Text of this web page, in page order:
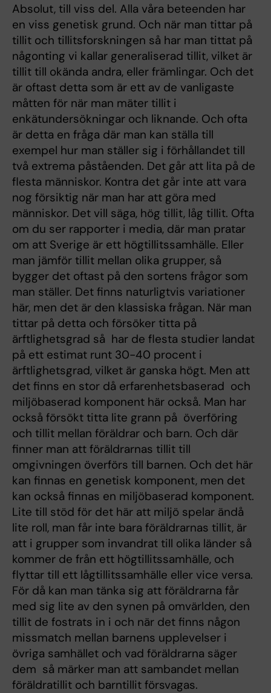
Absolut, till viss del. Alla våra beteenden har
en viss genetisk grund. Och när man tittar på
tillit och tillitsforskningen så har man tittat på
någonting vi kallar generaliserad tillit, vilket är
tillit till okända andra, eller främlingar. Och det
är oftast detta som är ett av de vanligaste
måtten för när man mäter tillit i
enkätundersökningar och liknande. Och ofta
är detta en fråga där man kan ställa till
exempel hur man ställer sig i förhållandet till
två extrema påståenden. Det går att lita på de
flesta människor. Kontra det går inte att vara
nog försiktig när man har att göra med
människor. Det vill säga, hög tillit, låg tillit. Ofta
om du ser rapporter i media, där man pratar
om att Sverige är ett högtillitssamhälle. Eller
man jämför tillit mellan olika grupper, så
bygger det oftast på den sortens frågor som
man ställer. Det finns naturligtvis variationer
här, men det är den klassiska frågan. När man
tittar på detta och försöker titta på
ärftlighetsgrad så har de flesta studier landat
på ett estimat runt 30-40 procent i
ärftlighetsgrad, vilket är ganska högt. Men att
det finns en stor då erfarenhetsbaserad och
miljöbaserad komponent här också. Man har
också försökt titta lite grann på överföring
och tillit mellan föräldrar och barn. Och där
finner man att föräldrarnas tillit till
omgivningen överförs till barnen. Och det här
kan finnas en genetisk komponent, men det
kan också finnas en miljöbaserad komponent.
Lite till stöd för det här att miljö spelar ändå
lite roll, man får inte bara föräldrarnas tillit, är
att i grupper som invandrat till olika länder så
kommer de från ett högtillitssamhälle, och
flyttar till ett lågtillitssamhälle eller vice versa.
För då kan man tänka sig att föräldrarna får
med sig lite av den synen på omvärlden, den
tillit de fostrats in i och när det finns någon
missmatch mellan barnens upplevelser i
övriga samhället och vad föräldrarna säger
dem så märker man att sambandet mellan
föräldratillit och barntillit försvagas.